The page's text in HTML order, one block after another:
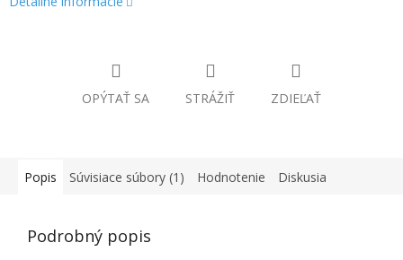
OPÝTAŤ SA STRÁŽIŤ ZDIEĽAŤ
Popis Súvisiace súbory (1) Hodnotenie Diskusia
Podrobný popis